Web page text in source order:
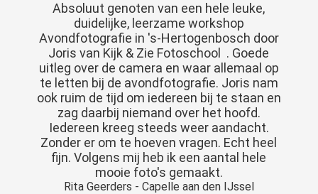
Absoluut genoten van een hele leuke,
duidelijke, leerzame workshop
Avondfotografie in 's-Hertogenbosch door
Joris van Kijk & Zie Fotoschool . Goede
uitleg over de camera en waar allemaal op
te letten bij de avondfotografie. Joris nam
ook ruim de tijd om iedereen bij te staan en
zag daarbij niemand over het hoofd.
Iedereen kreeg steeds weer aandacht.
Zonder er om te hoeven vragen. Echt heel
fijn. Volgens mij heb ik een aantal hele
mooie foto's gemaakt.
Rita Geerders - Capelle aan den IJssel